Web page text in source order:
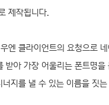
제작됩니다.
엔 클라이언트의 요청으로
받아 가장 어울리는 폰트명
지를 낼 수 있는 이름을 짓